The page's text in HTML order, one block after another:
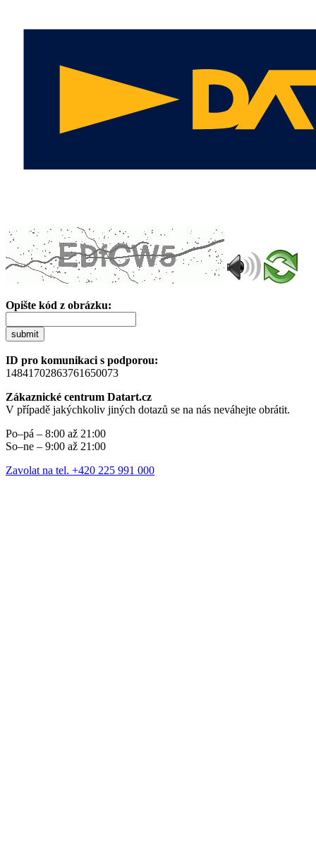
Opište kód z obrázku:
submit
ID pro komunikaci s podporou:
14841702863761650073
Zákaznické centrum Datart.cz
V případě jakýchkoliv jiných dotazů se na nás neváhejte obrátit.
Po–pá – 8:00 až 21:00
So–ne – 9:00 až 21:00
Zavolat na tel. +420 225 991 000